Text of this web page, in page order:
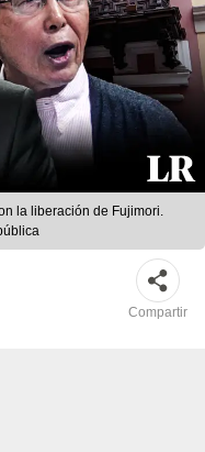
la liberación de Fujimori.
Compartir